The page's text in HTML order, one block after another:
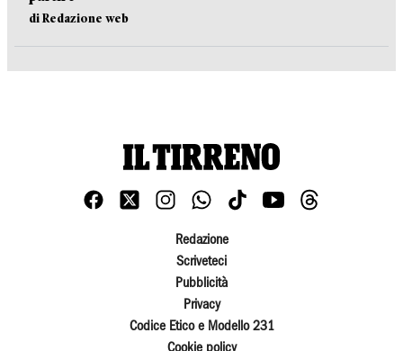
di Redazione web
Redazione
Scriveteci
Pubblicità
Privacy
Codice Etico e Modello 231
Cookie policy